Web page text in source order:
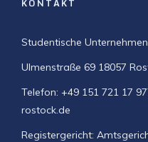
KONTAKT
Studentische
Ulmenstraße 69 18057
Telefon: +49 151 721 17
rostock.de
Registergericht: